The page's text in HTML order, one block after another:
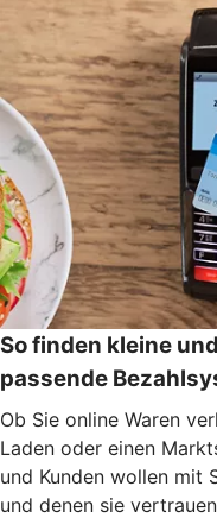
So finden kleine
passende
Ob Sie online Waren
Laden oder einen
und Kunden wollen mit
und denen sie